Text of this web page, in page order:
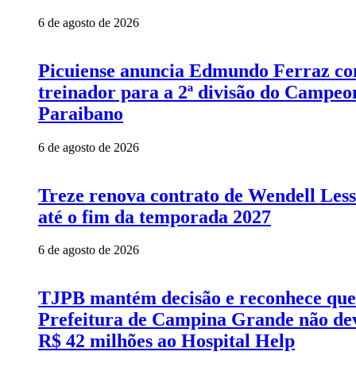
6 de agosto de 2026
Picuiense anuncia Edmundo Ferraz
treinador para a 2ª divisão do
Paraibano
6 de agosto de 2026
Treze renova contrato de Wendell
até o fim da temporada 2027
6 de agosto de 2026
TJPB mantém decisão e reconhece que
Prefeitura de Campina Grande não
R$ 42 milhões ao Hospital Help